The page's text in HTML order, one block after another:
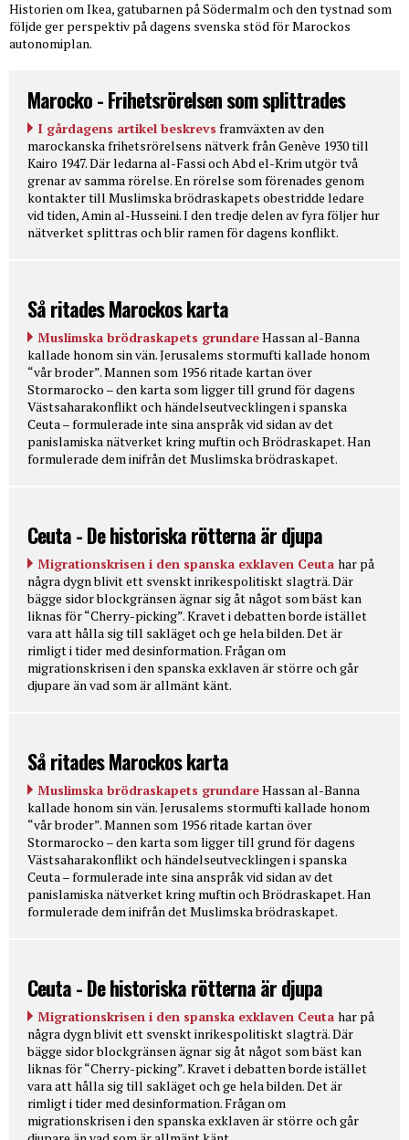
Historien om Ikea, gatubarnen på Södermalm och den tystnad som
följde ger perspektiv på dagens svenska stöd för Marockos
autonomiplan.
Marocko - Frihetsrörelsen som splittrades
I gårdagens artikel beskrevs framväxten av den
marockanska frihetsrörelsens nätverk från Genève 1930 till
Kairo 1947. Där ledarna al-Fassi och Abd el-Krim utgör två
grenar av samma rörelse. En rörelse som förenades genom
kontakter till Muslimska brödraskapets obestridde ledare
vid tiden, Amin al-Husseini. I den tredje delen av fyra följer hur
nätverket splittras och blir ramen för dagens konflikt.
Så ritades Marockos karta
Muslimska brödraskapets grundareHassan al-Banna
kallade honom sin vän. Jerusalems stormufti kallade honom
“vår broder”. Mannen som 1956 ritade kartan över
Stormarocko – den karta som ligger till grund för dagens
Västsaharakonflikt och händelseutvecklingen i spanska
Ceuta – formulerade inte sina anspråk vid sidan av det
panislamiska nätverket kring muftin och Brödraskapet. Han
formulerade dem inifrån det Muslimska brödraskapet.
Ceuta - De historiska rötterna är djupa
Migrationskrisen i den spanska exklaven Ceuta har på
några dygn blivit ett svenskt inrikespolitiskt slagträ. Där
bägge sidor blockgränsen ägnar sig åt något som bäst kan
liknas för “Cherry-picking”. Kravet i debatten borde istället
vara att hålla sig till sakläget och ge hela bilden. Det är
rimligt i tider med desinformation. Frågan om
migrationskrisen i den spanska exklaven är större och går
djupare än vad som är allmänt känt.
Så ritades Marockos karta
Muslimska brödraskapets grundareHassan al-Banna
kallade honom sin vän. Jerusalems stormufti kallade honom
“vår broder”. Mannen som 1956 ritade kartan över
Stormarocko – den karta som ligger till grund för dagens
Västsaharakonflikt och händelseutvecklingen i spanska
Ceuta – formulerade inte sina anspråk vid sidan av det
panislamiska nätverket kring muftin och Brödraskapet. Han
formulerade dem inifrån det Muslimska brödraskapet.
Ceuta - De historiska rötterna är djupa
Migrationskrisen i den spanska exklaven Ceuta har på
några dygn blivit ett svenskt inrikespolitiskt slagträ. Där
bägge sidor blockgränsen ägnar sig åt något som bäst kan
liknas för “Cherry-picking”. Kravet i debatten borde istället
vara att hålla sig till sakläget och ge hela bilden. Det är
rimligt i tider med desinformation. Frågan om
migrationskrisen i den spanska exklaven är större och går